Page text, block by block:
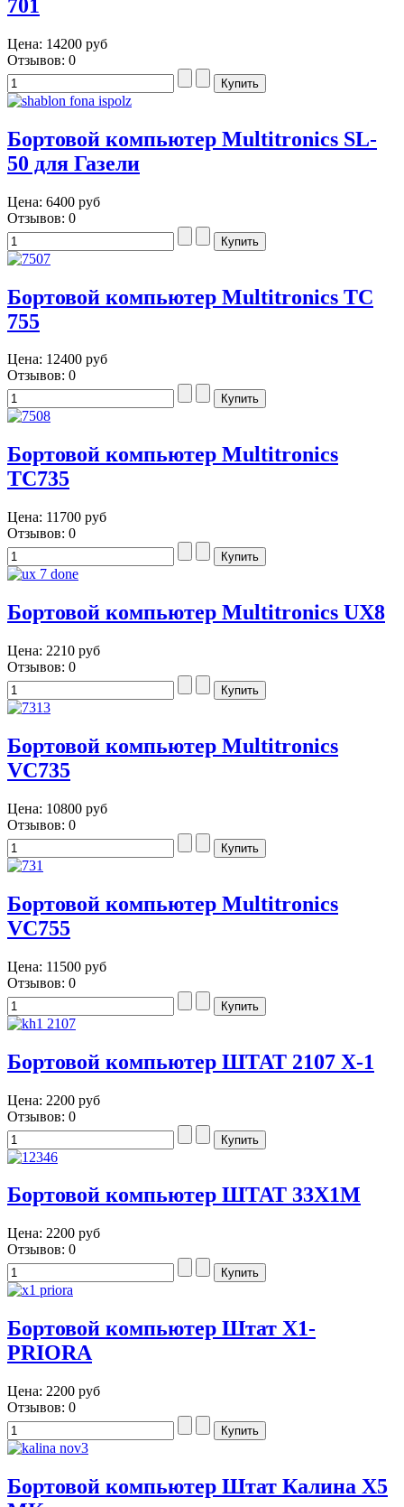
701
Цена: 14200 руб
Отзывов: 0
Бортовой компьютер Multitronics SL-
50 для Газели
Цена: 6400 руб
Отзывов: 0
Бортовой компьютер Multitronics TC
755
Цена: 12400 руб
Отзывов: 0
Бортовой компьютер Multitronics
TC735
Цена: 11700 руб
Отзывов: 0
Бортовой компьютер Multitronics UX8
Цена: 2210 руб
Отзывов: 0
Бортовой компьютер Multitronics
VC735
Цена: 10800 руб
Отзывов: 0
Бортовой компьютер Multitronics
VC755
Цена: 11500 руб
Отзывов: 0
Бортовой компьютер ШТАТ 2107 X-1
Цена: 2200 руб
Отзывов: 0
Бортовой компьютер ШТАТ 33Х1М
Цена: 2200 руб
Отзывов: 0
Бортовой компьютер Штат X1-
PRIORA
Цена: 2200 руб
Отзывов: 0
Бортовой компьютер Штат Калина Х5